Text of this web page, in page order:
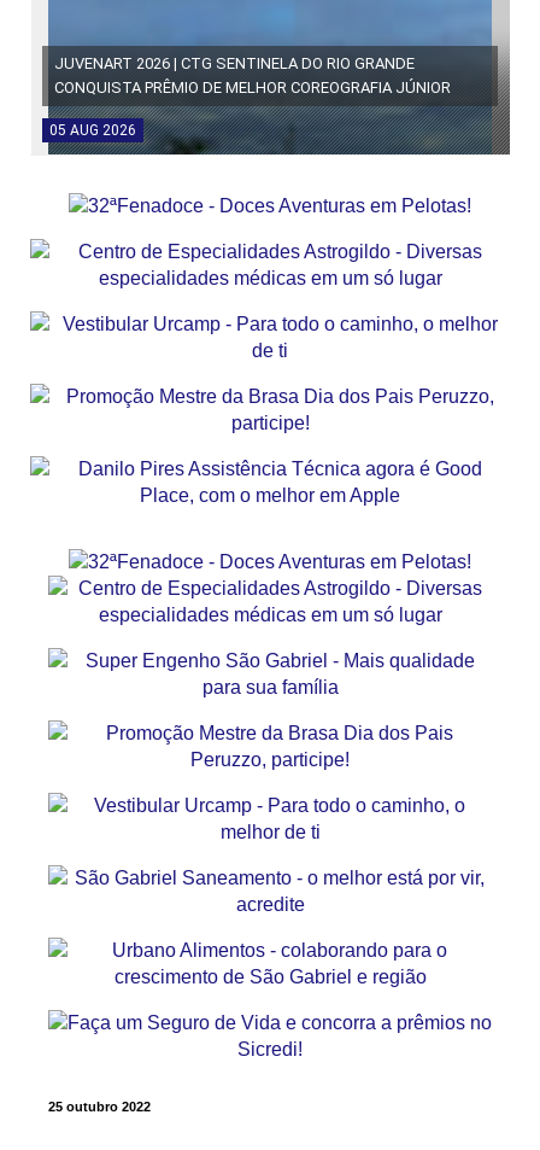
JUVENART 2026 | CTG SENTINELA DO RIO GRANDE
CONQUISTA PRÊMIO DE MELHOR COREOGRAFIA JÚNIOR
05 AUG 2026
25 outubro 2022